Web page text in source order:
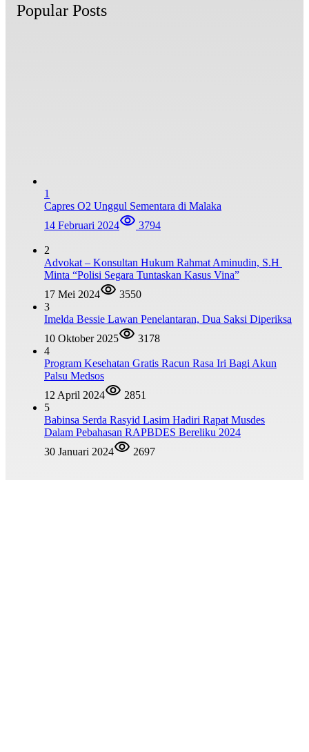
Popular Posts
1
Capres O2 Unggul Sementara di Malaka
14 Februari 2024
3794
2
Advokat – Konsultan Hukum Rahmat Aminudin, S.H
Minta “Polisi Segara Tuntaskan Kasus Vina”
17 Mei 2024
3550
3
Imelda Bessie Lawan Penelantaran, Dua Saksi Diperiksa
10 Oktober 2025
3178
4
Program Kesehatan Gratis Racun Rasa Iri Bagi Akun
Palsu Medsos
12 April 2024
2851
5
Babinsa Serda Rasyid Lasim Hadiri Rapat Musdes
Dalam Pebahasan RAPBDES Bereliku 2024
30 Januari 2024
2697